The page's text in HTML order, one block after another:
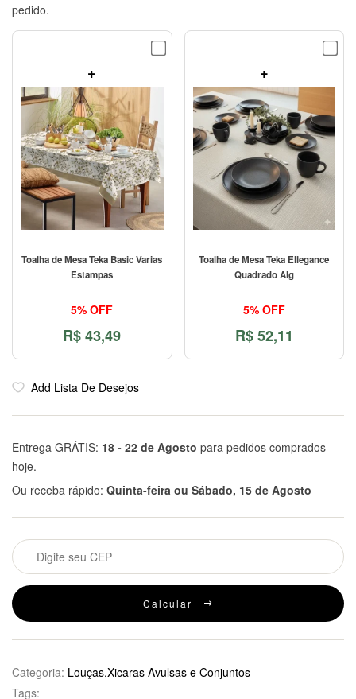
pedido.
+
Toalha de Mesa Teka Basic Varias
Estampas
5% OFF
R$43,49
+
Toalha de Mesa Teka Ellegance
Quadrado Alg
5% OFF
R$52,11
Add Lista De Desejos
Entrega GRÁTIS: 18 - 22 de Agosto para pedidos comprados
hoje.
Ou receba rápido: Quinta-feira ou Sábado, 15 de Agosto
Calcular
Categoria: Louças,Xicaras Avulsas e Conjuntos
Tags: